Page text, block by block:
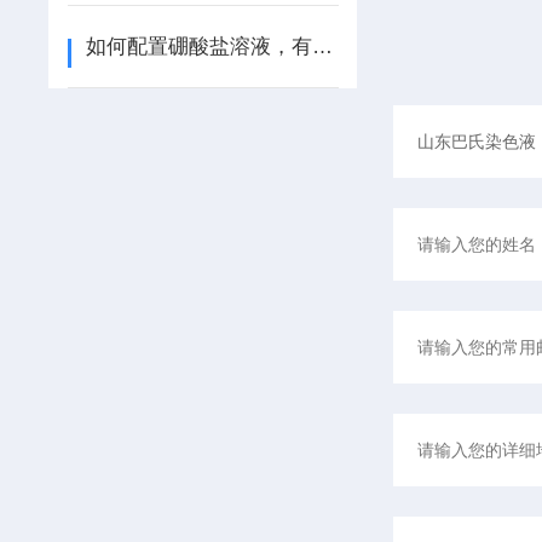
如何配置硼酸盐溶液，有9步